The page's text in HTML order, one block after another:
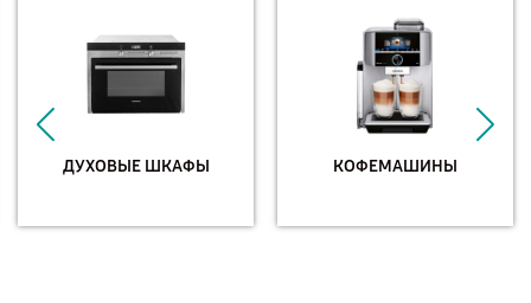
ДУХОВЫЕ ШКАФЫ КОФЕМАШИНЫ